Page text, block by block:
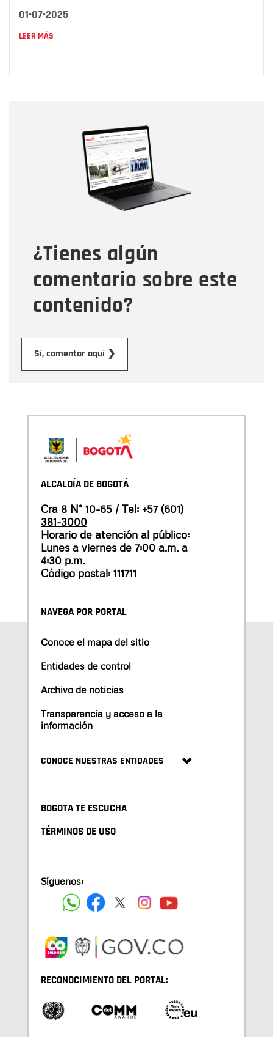
01•07•2025
LEER MÁS
¿Tienes algún
comentario sobre este
contenido?
Sí, comentar aquí ❯
Correo electrónico
Tipo de comentario
Mensaje
ALCALDÍA DE BOGOTÁ
Cra 8 N° 10-65 / Tel: +57 (601)
381-3000
Horario de atención al público:
Lunes a viernes de 7:00 a.m. a
4:30 p.m.
Código postal: 111711
NAVEGA POR PORTAL
Conoce el mapa del sitio
Entidades de control
Archivo de noticias
Transparencia y acceso a la
información
CONOCE NUESTRAS ENTIDADES
BOGOTA TE ESCUCHA
TÉRMINOS DE USO
Síguenos:
RECONOCIMIENTO DEL PORTAL: